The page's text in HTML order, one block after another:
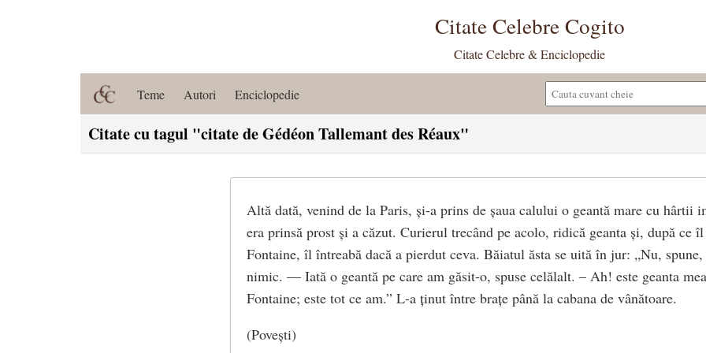
Citate Celebre Cogito
Citate Celebre & Enciclopedie
Teme Autori Enciclopedie
Citate cu tagul "citate de Gédéon Tallemant des Réaux"
Altă dată, venind de la Paris, și-a prins de șaua calului o geantă mare cu hârtii
era prinsă prost și a căzut. Curierul trecând pe acolo, ridică geanta și, după ce
Fontaine, îl întreabă dacă a pierdut ceva. Băiatul ăsta se uită în jur: „Nu,
nimic. — Iată o geantă pe care am găsit-o, spuse celălalt. – Ah! este geanta
Fontaine; este tot ce am.” L-a ținut între brațe până la cabana de vânătoare.
(Povești)